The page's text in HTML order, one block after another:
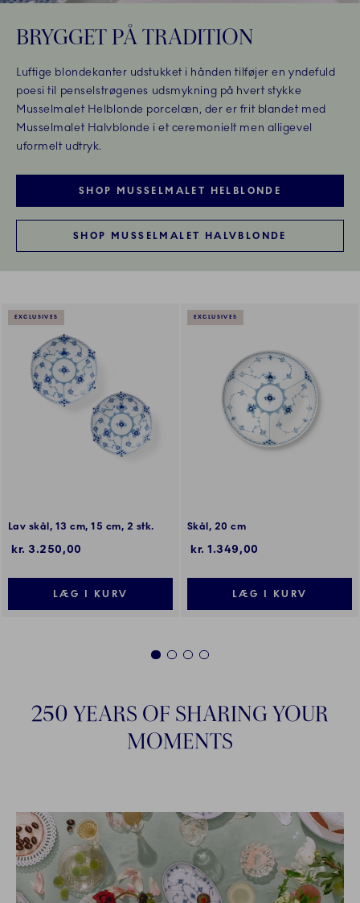
BRYGGET PÅ TRADITION
Luftige blondekanter udstukket i hånden tilføjer en yndefuld
poesi til penselstrøgenes udsmykning på hvert stykke
Musselmalet Helblonde porcelæn, der er frit blandet med
Musselmalet Halvblonde i et ceremonielt men alligevel
uformelt udtryk.
SHOP MUSSELMALET HELBLONDE
SHOP MUSSELMALET HALVBLONDE
EXCLUSIVES
Lav skål, 13 cm, 15 cm, 2 stk.
kr. 3.250,00
LÆG I KURV
EXCLUSIVES
Skål, 20 cm
kr. 1.349,00
LÆG I KURV
1 2 3 4
250 YEARS OF SHARING YOUR
MOMENTS